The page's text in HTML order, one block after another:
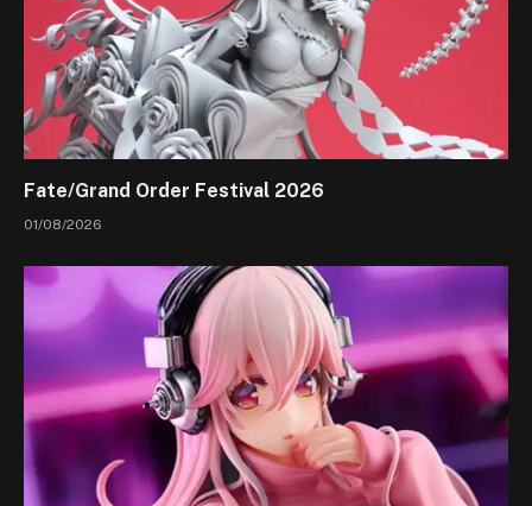
Fate/Grand Order Festival 2026
01/08/2026